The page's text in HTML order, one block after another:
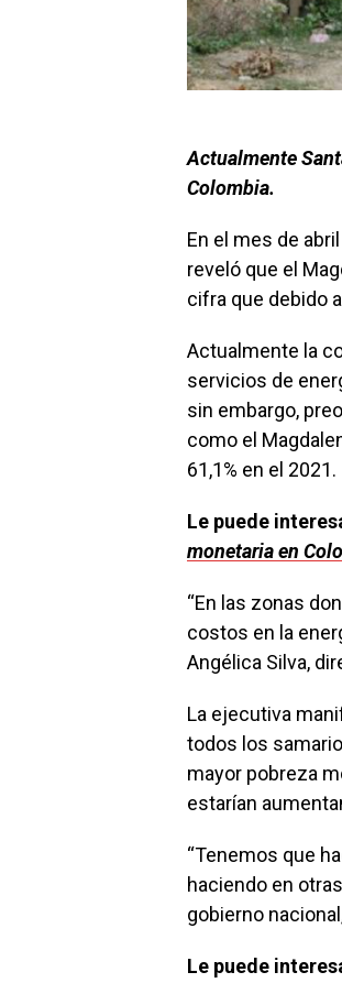
Actualmente
Colombia.
En el mes de
reveló que el
cifra que debido
Actualmente la
servicios de
sin embargo,
como el
61,1% en el 2021.
Le puede
monetaria en
“En las zonas
costos en la
Angélica Silva,
La ejecutiva
todos los
mayor pobreza
estarían
“Tenemos que
haciendo en
gobierno
Le puede